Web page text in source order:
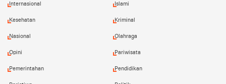
Internasional Islami
Kesehatan Kriminal
Nasional Olahraga
Opini Pariwisata
Pemerintahan Pendidikan